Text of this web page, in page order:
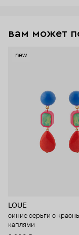
вам может
new
LOUE
синие серьги с
каплями